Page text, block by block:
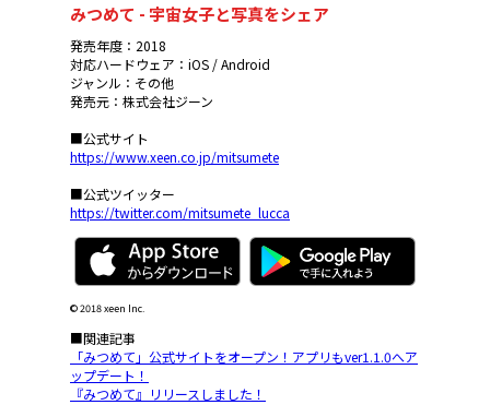
みつめて - 宇宙女子と写真をシェア
発売年度：2018
対応ハードウェア：iOS / Android
ジャンル：その他
発売元：株式会社ジーン
■公式サイト
https://www.xeen.co.jp/mitsumete
■公式ツイッター
https://twitter.com/mitsumete_lucca
© 2018 xeen Inc.
■関連記事
「みつめて」公式サイトをオープン！アプリもver1.1.0へア
ップデート！
『みつめて』リリースしました！